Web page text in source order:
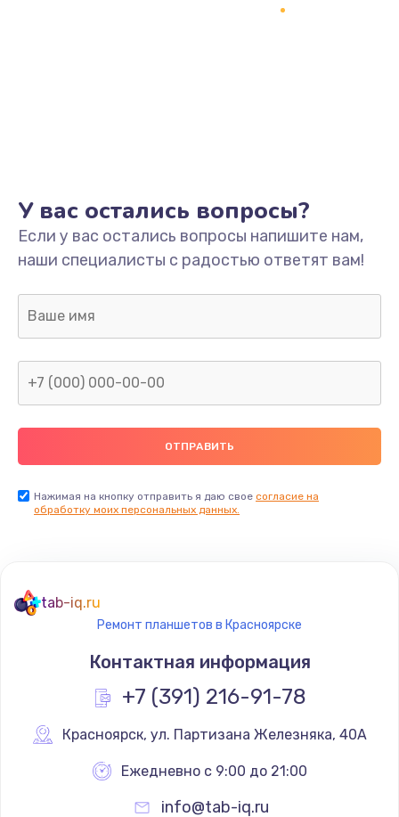
Прошивка / разблокировка
1500 руб.
1045 руб.
Восстановление данных
Заказать
Восстановление после попадания влаги
1700 руб.
Заказать
Замена заднего стекла
2500 руб.
Заказать
У вас остались вопросы?
Если у вас остались вопросы напишите нам,
наши специалисты с радостью ответят вам!
Нажимая на кнопку отправить я даю свое согласие на
обработку моих персональных данных.
tab-iq.ru
Ремонт планшетов в Красноярске
Контактная информация
+7 (391) 216-91-78
Красноярск, ул. Партизана Железняка, 40А
Ежедневно с 9:00 до 21:00
info@tab-iq.ru